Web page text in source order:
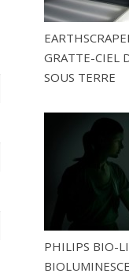
GRATTE-CIEL
SOUS TERRE
PHILIPS BIO-